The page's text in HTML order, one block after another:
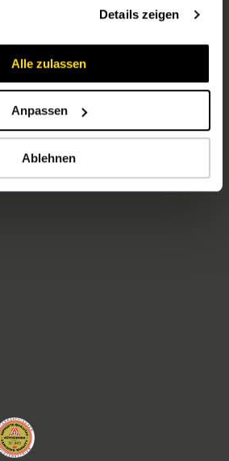
Details zeigen
Alle zulassen
Anpassen
Ablehnen